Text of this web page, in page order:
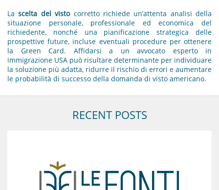
Lascelta del vistocorretto richiede un’attenta analisi della
situazione personale, professionale ed economica del
richiedente, nonché una pianificazione strategica delle
prospettive future, incluse eventuali procedure per ottenere
la Green Card. Affidarsi a un avvocato esperto in
immigrazione USA può risultare determinante per individuare
la soluzione più adatta, ridurre il rischio di errori e aumentare
le probabilità di successo della domanda di visto americano.
RECENT POSTS